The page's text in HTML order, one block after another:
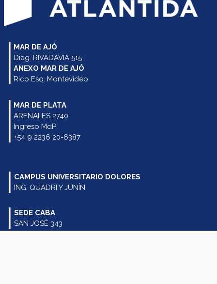
MAR DE AJÓ
Diag. RIVADAVIA 515
ANEXO MAR DE AJÓ
Rico Esq. Montevideo
MAR DE PLATA
ARENALES 2740
Ingreso MdP
+54 9 2236 20-6387
CAMPUS UNIVERSITARIO DOLORES
ING. QUADRI Y JUNÍN
SEDE CABA
SAN JOSÉ 343